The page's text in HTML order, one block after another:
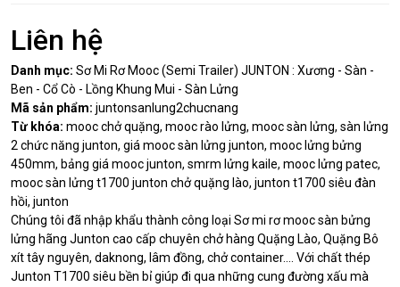
Liên hệ
Danh mục: Sơ Mi Rơ Mooc (Semi Trailer) JUNTON : Xương - Sàn -
Ben - Cổ Cò - Lồng Khung Mui - Sàn Lửng
Mã sản phẩm: juntonsanlung2chucnang
Từ khóa: mooc chở quặng, mooc rào lửng, mooc sàn lửng, sàn lửng
2 chức năng junton, giá mooc sàn lửng junton, mooc lửng bửng
450mm, bảng giá mooc junton, smrm lửng kaile, mooc lửng patec,
mooc sàn lửng t1700 junton chở quặng lào, junton t1700 siêu đàn
hồi, junton
Chúng tôi đã nhập khẩu thành công loại Sơ mi rơ mooc sàn bửng
lửng hãng Junton cao cấp chuyên chở hàng Quặng Lào, Quặng Bô
xít tây nguyên, daknong, lâm đồng, chở container.... Với chất thép
Junton T1700 siêu bền bỉ giúp đi qua những cung đường xấu mà